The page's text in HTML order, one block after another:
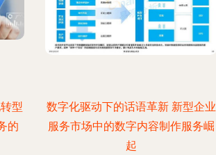
型
的
数字化驱动下的话语革新 新型企业
服务市场中的数字内容制作服务崛
起